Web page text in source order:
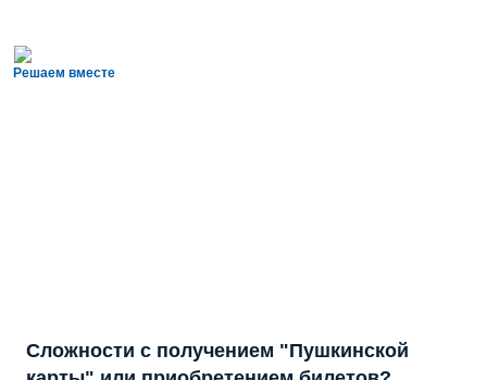
Решаем вместе
Сложности с получением "Пушкинской